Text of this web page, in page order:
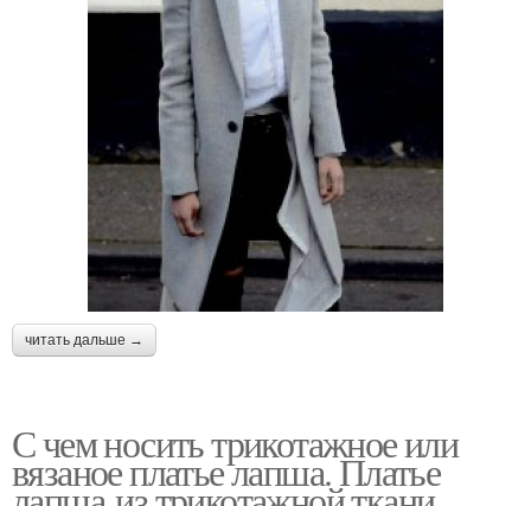
читать дальше →
С чем носить трикотажное или
вязаное платье лапша. Платье